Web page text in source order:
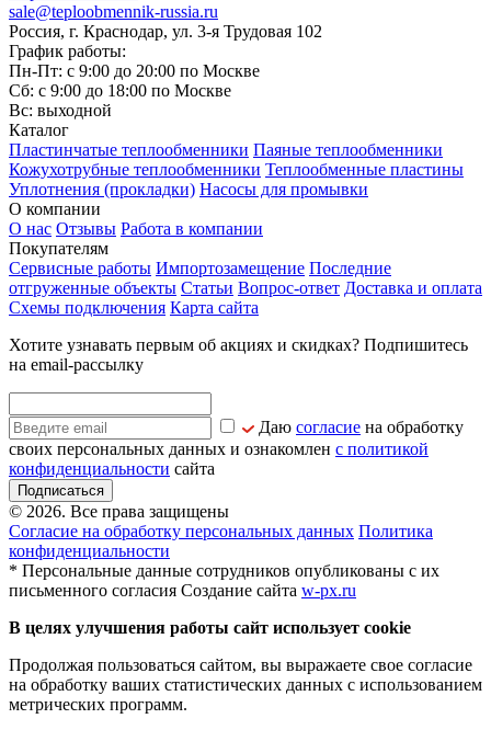
sale@teploobmennik-russia.ru
Россия, г. Краснодар, ул. 3-я Трудовая 102
График работы:
Пн-Пт: с 9:00 до 20:00 по Москве
Сб: с 9:00 до 18:00 по Москве
Вс: выходной
Каталог
Пластинчатые теплообменники Паяные теплообменники
Кожухотрубные теплообменники Теплообменные пластины
Уплотнения (прокладки) Насосы для промывки
О компании
О нас Отзывы Работа в компании
Покупателям
Сервисные работы Импортозамещение Последние
отгруженные объекты Статьи Вопрос-ответ Доставка и оплата
Схемы подключения Карта сайта
Хотите узнавать первым об акциях и скидках? Подпишитесь
на email-рассылку
Даю согласие на обработку
своих персональных данных и ознакомлен с политикой
конфиденциальности сайта
Подписаться
© 2026. Все права защищены
Согласие на обработку персональных данных Политика
конфиденциальности
* Персональные данные сотрудников опубликованы с их
письменного согласия Создание сайта w-px.ru
В целях улучшения работы сайт использует cookie
Продолжая пользоваться сайтом, вы выражаете свое согласие
на обработку ваших статистических данных с использованием
метрических программ.